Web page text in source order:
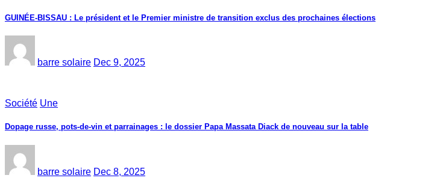
GUINÉE-BISSAU : Le président et le Premier ministre de transition exclus des prochaines élections
barre solaire Dec 9, 2025
Société Une
Dopage russe, pots-de-vin et parrainages : le dossier Papa Massata Diack de nouveau sur la table
barre solaire Dec 8, 2025